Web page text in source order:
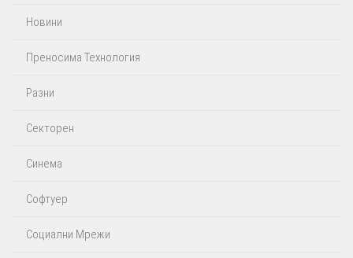
Новини
Преносима Технология
Разни
Секторен
Синема
Софтуер
Социални Мрежи